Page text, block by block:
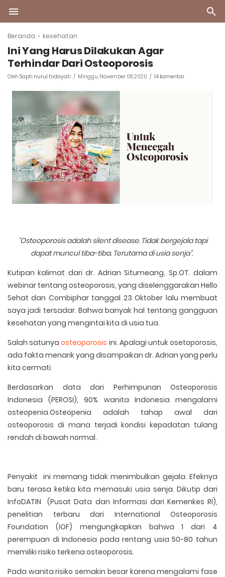
Beranda › kesehatan
Ini Yang Harus Dilakukan Agar
Terhindar Dari Osteoporosis
Oleh Sapti nurul hidayati Minggu, November 08, 2020 14 komentar
"Osteoporosis adalah silent disease. Tidak bergejala tapi
dapat muncul tiba-tiba. Terutama di usia senja".
Kutipan kalimat dari dr. Adrian Situmeang, Sp.OT. dalam
webinar tentang osteoporosis, yang diselenggarakan Hello
Sehat dan Combiphar tanggal 23 Oktober lalu membuat
saya jadi tersadar. Bahwa banyak hal tentang gangguan
kesehatan yang mengintai kita di usia tua.
Salah satunyaosteoporosis ini. Apalagi untuk osetoporosis,
ada fakta menarik yang disampaikan dr. Adrian yang perlu
kita cermati.
Berdasarkan data dari Perhimpunan Osteoporosis
Indonesia (PEROSI), 90% wanita Indonesia mengalami
osteopenia.Osteopenia adalah tahap awal dari
osteoporosis di mana terjadi kondisi kepadatan tulang
rendah di bawah normal.
Penyakit ini memang tidak menimbulkan gejala. Efeknya
baru terasa ketika kita memasuki usia senja. Dikutip dari
InfoDATIN (Pusat Data dan Informasi dari Kemenkes RI),
penelitian terbaru dari International Osteoporosis
Foundation (IOF) mengungkapkan bahwa 1 dari 4
perempuan di Indonesia pada rentang usia 50-80 tahun
memiliki risiko terkena osteoporosis.
Pada wanita risiko semakin besar karena mengalami fase